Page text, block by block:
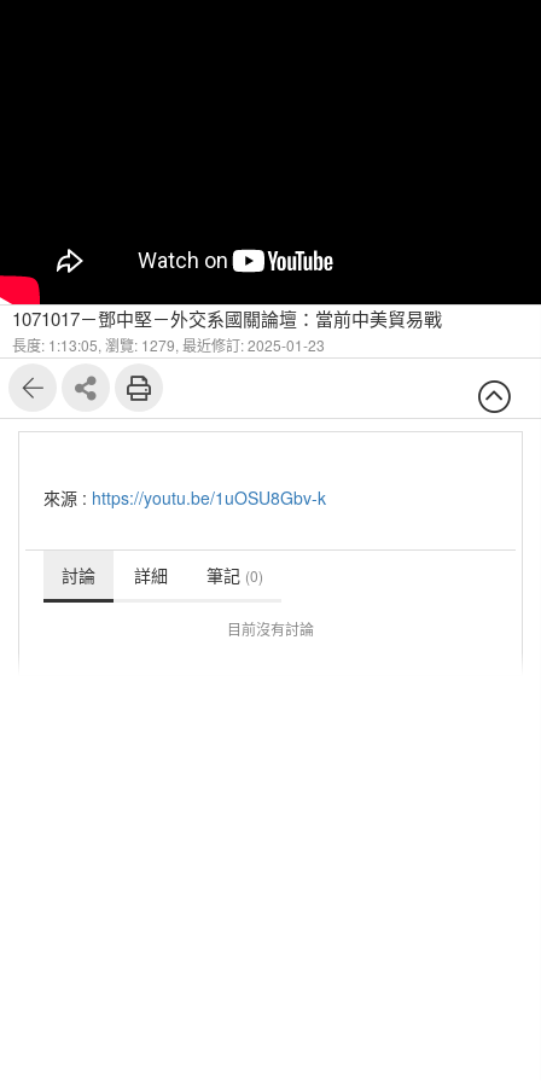
1071017－鄧中堅－外交系國關論壇：當前中美貿易戰
長度: 1:13:05, 瀏覽: 1279, 最近修訂: 2025-01-23
來源 : https://youtu.be/1uOSU8Gbv-k
討論 詳細 筆記 (0)
目前沒有討論